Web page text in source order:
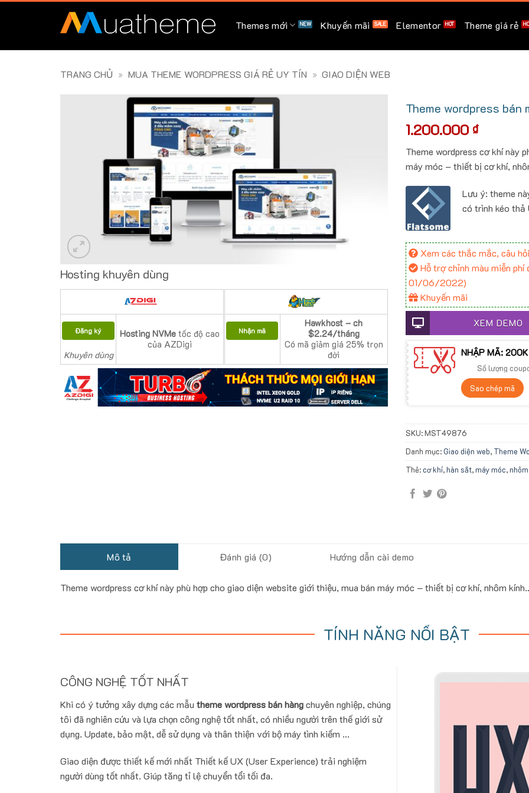
Themes mới Khuyến mãi Elementor Theme giá rẻ
TRANG CHỦ » MUA THEME WORDPRESS GIÁ RẺ UY TÍN » GIAO DIỆN WEB
Hosting khuyên dùng
Đăng ký
Khuyên dùng
Hosting NVMe tốc độ cao
của AZDigi
Nhận mã
Hawkhost – ch
$2.24/tháng
Có mã giảm giá 25% trọn
đời
Theme wordpress bán
1.200.000 ₫
Theme wordpress cơ khí này
máy móc – thiết bị cơ khí,
Lưu ý: theme
có trình kéo thả
Xem các thắc mắc, câu
Hỗ trợ chỉnh màu miễn
01/06/2022)
Khuyến mãi
XEM DEMO
NHẬP MÃ: 200K
Số lượng
Sao chép mã
SKU: MST49876
Danh mục:Giao diện web, Theme
Thẻ:cơ khí,hàn sắt,máy móc,
Mô tả Đánh giá (0) Hướng dẫn cài demo
Theme wordpress cơ khí này phù hợp cho giao diện website giới thiệu, mua bán máy móc – thiết bị cơ khí, nhôm
TÍNH NĂNG NỔI BẬT
CÔNG NGHỆ TỐT NHẤT
Khi có ý tưởng xây dựng các mẫu theme wordpress bán hàngchuyên nghiệp, chúng
tôi đã nghiên cứu và lựa chọn công nghệ tốt nhất, có nhiều người trên thế giới sử
dụng. Update, bảo mật, dễ sử dụng và thân thiện với bộ máy tình kiếm ...
Giao diện được thiết kế mới nhất Thiết kế UX (User Experience) trải nghiệm
người dùng tốt nhất. Giúp tăng tỉ lệ chuyển tổi tối đa.